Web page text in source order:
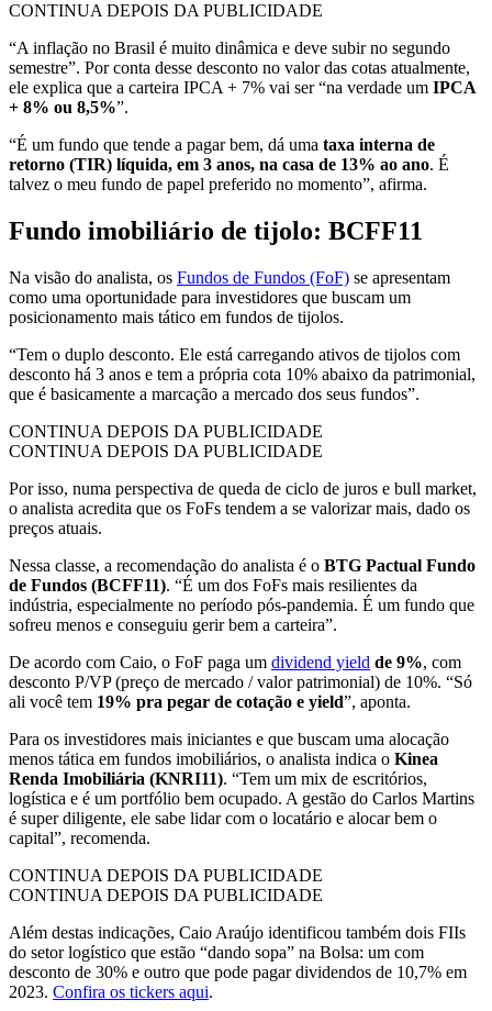
CONTINUA DEPOIS DA PUBLICIDADE
“A inflação no Brasil é muito dinâmica e deve subir no segundo
semestre”. Por conta desse desconto no valor das cotas atualmente,
ele explica que a carteira IPCA + 7% vai ser “na verdade um IPCA
+ 8% ou 8,5%”.
“É um fundo que tende a pagar bem, dá uma taxa interna de
retorno (TIR) líquida, em 3 anos, na casa de 13% ao ano. É
talvez o meu fundo de papel preferido no momento”, afirma.
Fundo imobiliário de tijolo: BCFF11
Na visão do analista, os Fundos de Fundos (FoF) se apresentam
como uma oportunidade para investidores que buscam um
posicionamento mais tático em fundos de tijolos.
“Tem o duplo desconto. Ele está carregando ativos de tijolos com
desconto há 3 anos e tem a própria cota 10% abaixo da patrimonial,
que é basicamente a marcação a mercado dos seus fundos”.
CONTINUA DEPOIS DA PUBLICIDADE
CONTINUA DEPOIS DA PUBLICIDADE
Por isso, numa perspectiva de queda de ciclo de juros e bull market,
o analista acredita que os FoFs tendem a se valorizar mais, dado os
preços atuais.
Nessa classe, a recomendação do analista é o BTG Pactual Fundo
de Fundos (BCFF11). “É um dos FoFs mais resilientes da
indústria, especialmente no período pós-pandemia. É um fundo que
sofreu menos e conseguiu gerir bem a carteira”.
De acordo com Caio, o FoF paga um dividend yield de 9%, com
desconto P/VP (preço de mercado / valor patrimonial) de 10%. “Só
ali você tem 19% pra pegar de cotação e yield”, aponta.
Para os investidores mais iniciantes e que buscam uma alocação
menos tática em fundos imobiliários, o analista indica o Kinea
Renda Imobiliária (KNRI11). “Tem um mix de escritórios,
logística e é um portfólio bem ocupado. A gestão do Carlos Martins
é super diligente, ele sabe lidar com o locatário e alocar bem o
capital”, recomenda.
CONTINUA DEPOIS DA PUBLICIDADE
CONTINUA DEPOIS DA PUBLICIDADE
Além destas indicações, Caio Araújo identificou também dois FIIs
do setor logístico que estão “dando sopa” na Bolsa: um com
desconto de 30% e outro que pode pagar dividendos de 10,7% em
2023. Confira os tickers aqui.